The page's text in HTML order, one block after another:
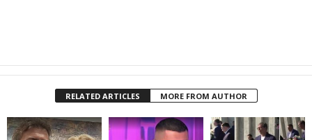
RELATED ARTICLES MORE FROM AUTHOR